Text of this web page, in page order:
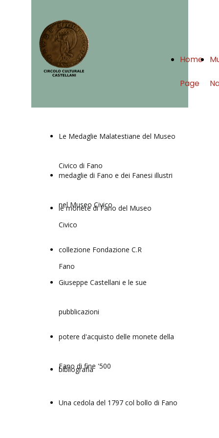
Home
Page
Le Medaglie Malatestiane del Museo
Civico di Fano
medaglie di Fano e dei Fanesi illustri
nel Museo Civico
le monete di Fano del Museo
Civico
collezione Fondazione C.R
Fano
Giuseppe Castellani e le sue
pubblicazioni
potere d'acquisto delle monete della
Fano di fine '500
bibliografia
Una cedola del 1797 col bollo di Fano